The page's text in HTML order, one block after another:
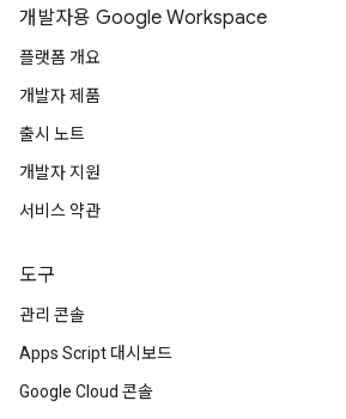
개발자용 Google Workspace
플랫폼 개요
개발자 제품
출시 노트
개발자 지원
서비스 약관
도구
관리 콘솔
Apps Script 대시보드
Google Cloud 콘솔